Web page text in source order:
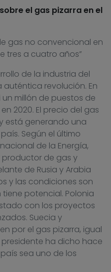
el gas pizarra en el
gas no convencional en
tres a cuatro años”
de la industria del
revolución. En
millón de puestos de
2020. El precio del gas
está generando una
Según el último
de la Energía,
productor de gas y
de Rusia y Arabia
y las condiciones son
potencial. Polonia
con los proyectos
Suecia y
por el gas pizarra, igual
presidente ha dicho hace
sea uno de los